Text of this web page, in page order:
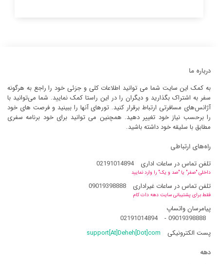
درباره ما
به کمک این سایت شما می توانید اطلاعات کلی و جزئی خود را راجع به هرگونه
سفر به اشتراک بگذارید و دیگران را در این راستا کمک نمایید. شما می‌توانید با
آژانس‌های مسافرتی ارتباط برقرار کنید. تورهای آنها را ببینید و فرصت های خود
را برحسب نیاز خود تغییر دهید. همچنین می توانید برای خود برنامه سفری
مطابق با سلیقه خود داشته باشید.
راه‌های ارتباطی
تلفن تماس در ساعات اداری
02191014894
داخلی "صفر" یا "صد و یک" را وارد نمایید
تلفن تماس در ساعات غیراداری 09019398888
فقط برای پشتیبانی سایت دهه دات کام
پیامرسان واتساپ
09019398888
-
02191014894
پست الکترونیکی
support[At]Deheh[Dot]com
دهه